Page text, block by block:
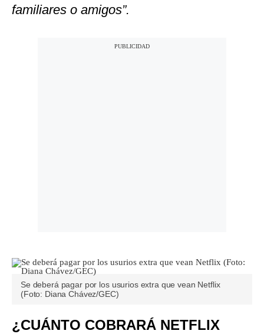
familiares o amigos”.
Se deberá pagar por los usurios extra que vean Netflix
(Foto: Diana Chávez/GEC)
¿CUÁNTO COBRARÁ NETFLIX